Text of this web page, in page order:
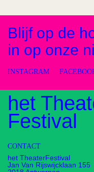
Blijf op de
in op onze
INSTAGRAM
het
Festival
CONTACT
het TheaterFestival
Jan Van Rijswijcklaan 155